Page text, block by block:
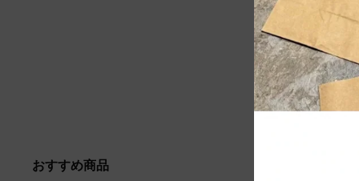
おすすめ商品